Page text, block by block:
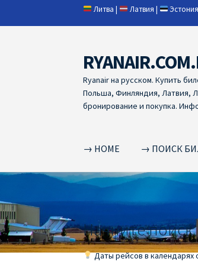
Литва | Латвия | Эстония
Skip
to
navigation
Skip
to
content
Ryanair на русском. Купить
Польша, Финляндия, Латвия,
бронирование и покупка.
→ HOME → ПОИСК
HomeRYANAIR | ПОИСК
RYANAIR ДОБАВИТЬ
RYANAIR ИЗ РИГИRyanair
Начните поиск
Даты рейсов в календарях